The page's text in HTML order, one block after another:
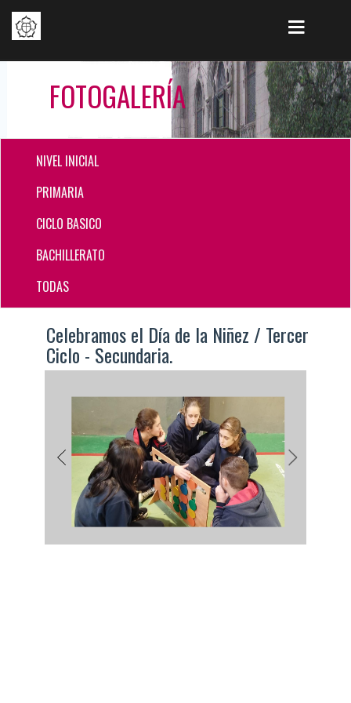
FOTOGALERÍA
NIVEL INICIAL
PRIMARIA
CICLO BASICO
BACHILLERATO
TODAS
Celebramos el Día de la Niñez / Tercer
Ciclo - Secundaria.